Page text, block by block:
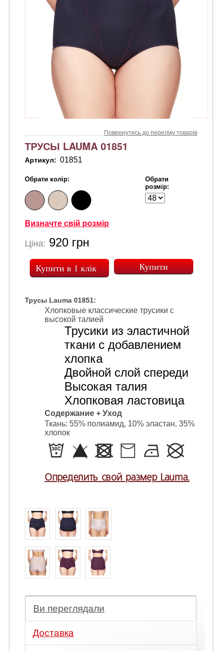
Повернутись до переліку товарів
ТРУСЫ LAUMA 01851
Артикул: 01851
Обрати колір:
Обрати
розмір:
Визначте свій розмір
Ціна: 920 грн
Купити в 1 клік
Трусы Lauma 01851:
Хлопковые классические трусики с
высокой талией
Трусики из эластичной
ткани с добавлением
хлопка
Двойной слой спереди
Высокая талия
Хлопковая ластовица
Содержание + Уход
Ткань: 55% полиамид, 10% эластан, 35%
хлопок
Определить свой размер Lauma.
Ви переглядали
Доставка